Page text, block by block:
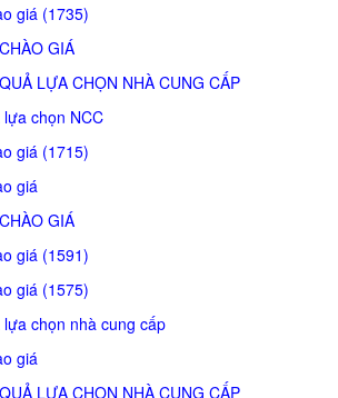
giá (1735)
GIÁ
LỰA CHỌN NHÀ CUNG CẤP
chọn NCC
giá (1715)
giá
GIÁ
giá (1591)
giá (1575)
chọn nhà cung cấp
giá
LỰA CHỌN NHÀ CUNG CẤP